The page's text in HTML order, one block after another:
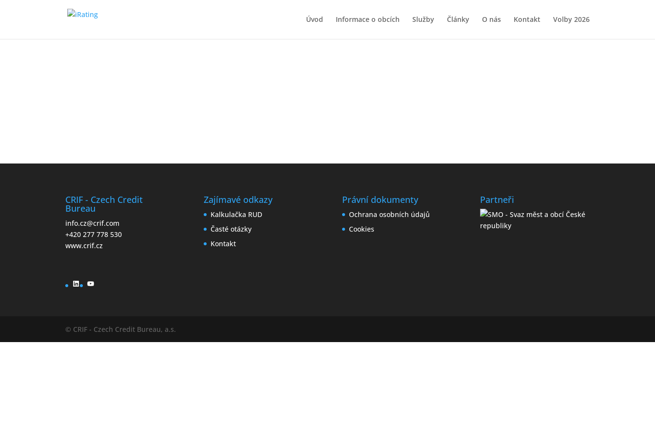
Úvod Informace o obcích Služby Články O nás Kontakt Volby 2026
CRIF - Czech Credit
Bureau
info.cz@crif.com
+420 277 778 530
www.crif.cz
LinkedIn YouTube
Zajímavé odkazy
Kalkulačka RUD
Časté otázky
Kontakt
Právní dokumenty
Ochrana osobních údajů
Cookies
Partneři
© CRIF - Czech Credit Bureau, a.s.